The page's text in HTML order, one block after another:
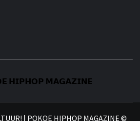
| POKOE HIPHOP MAGAZINE ©